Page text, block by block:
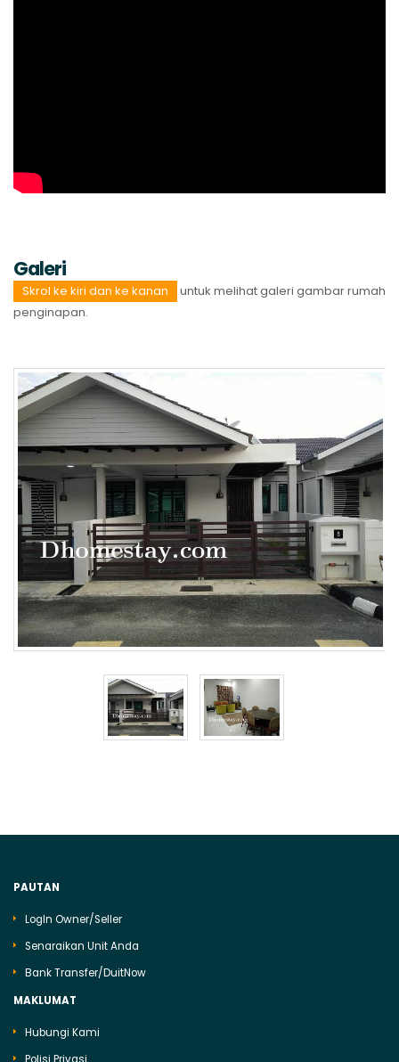
Galeri
Skrol ke kiri dan ke kanan
untuk melihat galeri gambar rumah
penginapan.
PAUTAN
LogIn Owner/Seller
Senaraikan Unit Anda
Bank Transfer/DuitNow
MAKLUMAT
Hubungi Kami